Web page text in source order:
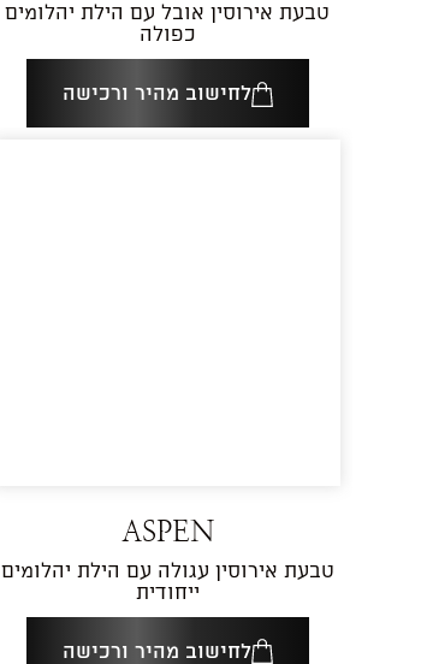
טבעת אירוסין אובל עם הילת יהלומים
כפולה
לחישוב מהיר ורכישה
ASPEN
טבעת אירוסין עגולה עם הילת יהלומים
ייחודית
לחישוב מהיר ורכישה